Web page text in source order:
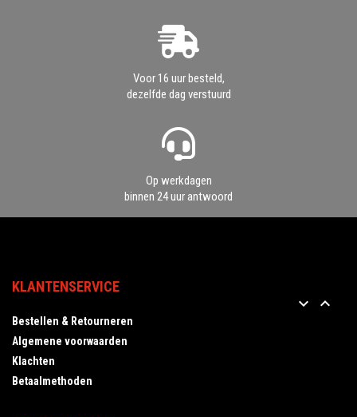
Voor 16 uur besteld,
dezelfde dag verstuurd
Op werkdagen
binnen 24 uur antwoord
KLANTENSERVICE
 
Bestellen & Retourneren
Algemene voorwaarden
Klachten
Betaalmethoden